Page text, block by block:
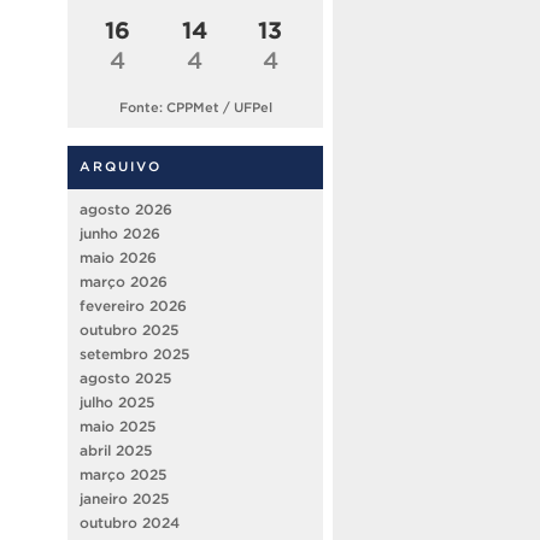
16
4
14
4
13
4
Fonte: CPPMet / UFPel
ARQUIVO
agosto 2026
junho 2026
maio 2026
março 2026
fevereiro 2026
outubro 2025
setembro 2025
agosto 2025
julho 2025
maio 2025
abril 2025
março 2025
janeiro 2025
outubro 2024